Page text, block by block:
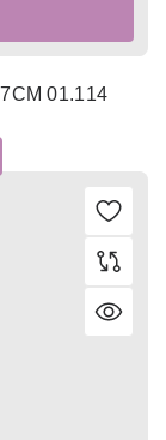
01.114